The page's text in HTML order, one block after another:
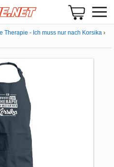
Therapie - Ich muss nur nach Korsika